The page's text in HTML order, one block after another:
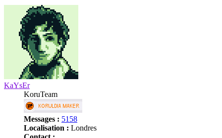
KaYsEr
KoruTeam
Messages : 5158
Localisation : Londres